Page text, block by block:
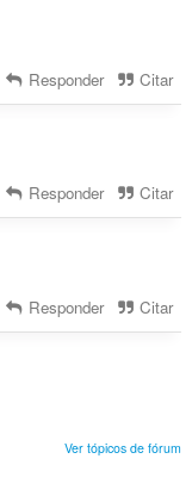
Responder Citar
Responder Citar
Responder Citar
Ver tópicos de fórum